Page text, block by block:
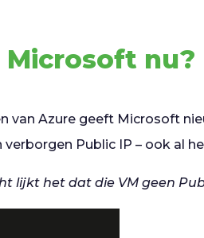
nu?
van Azure geeft Microsoft
verborgen Public IP – ook al
lijkt het dat die VM geen